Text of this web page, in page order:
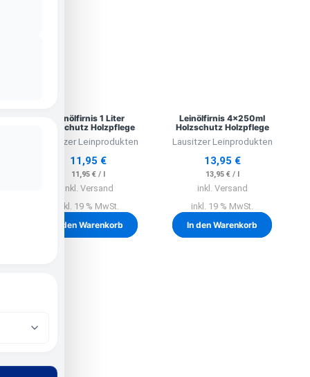
Leinölfirnis 1 Liter
Holzschutz Holzpflege
Lausitzer Leinprodukten
11,95 €
11,95 €/
inkl. Versand
inkl. 19 % MwSt.
In den Warenkorb
Leinölfirnis 4x250ml
Holzschutz Holzpflege
Lausitzer Leinprodukten
13,95 €
13,95 €/
inkl. Versand
inkl. 19 % MwSt.
In den Warenkorb